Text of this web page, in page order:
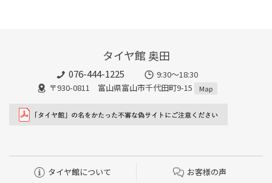
タイヤ館 奥田
076-444-1225
9:30～18:30
〒930-0811 富山県富山市千代田町9-15
Map
タイヤ館について お客様の声